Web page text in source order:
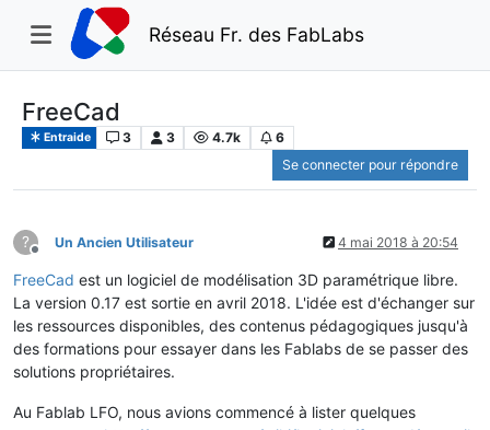
Réseau Fr. des FabLabs
FreeCad
Entraide 3 3 4.7k
6
Se connecter pour répondre
?
Hors-ligne
Un Ancien Utilisateur 4 mai 2018 à 20:54
FreeCad est un logiciel de modélisation 3D paramétrique libre.
La version 0.17 est sortie en avril 2018. L'idée est d'échanger sur
les ressources disponibles, des contenus pédagogiques jusqu'à
des formations pour essayer dans les Fablabs de se passer des
solutions propriétaires.
Au Fablab LFO, nous avions commencé à lister quelques